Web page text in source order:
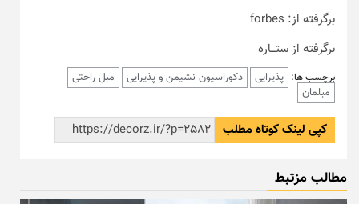
برگرفته از: forbes
برگرفته از ستـــاره
برچسب ها: پذیرایی دکوراسیون نشیمن و پذیرایی
مبل راحتی
مبلمان
کپی لینک کوتاه مطلب
مطالب مزتبط